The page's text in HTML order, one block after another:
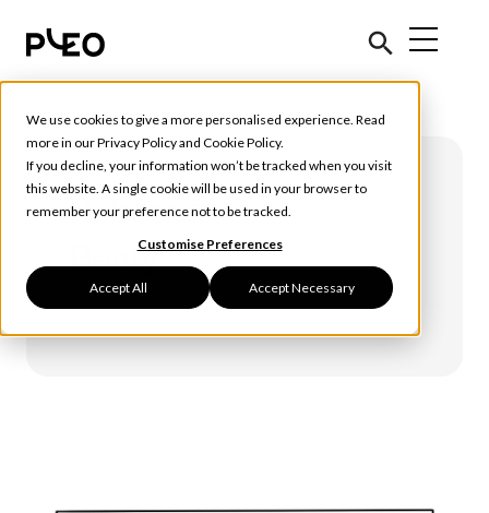
We use cookies to give a more personalised experience. Read
more in ourPrivacy Policyand Cookie Policy.
If you decline, your information won’t be tracked when you visit
this website. A single cookie will be used in your browser to
remember your preference not to be tracked.
Customise Preferences
Accept All Accept Necessary
Rebecca
Beaty